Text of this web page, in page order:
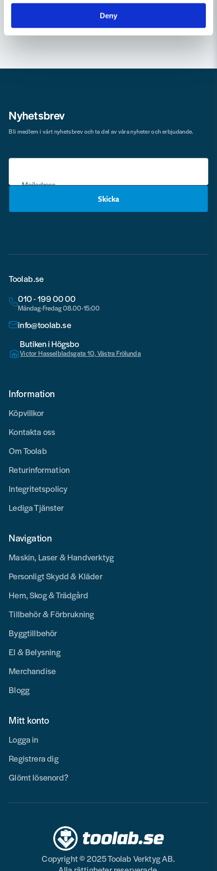
Deny
Butiken svarade
Om du har en SXE 450 eller en SXE 3150 där du har en
name
Namn
Mejladress
Ja, ni får publicera min fråga
Skicka fråga
Nyhetsbrev
Mejladress
Skicka
Bli medlem i vårt nyhetsbrev och ta del av våra nyheter och erbjudande.
Toolab.se
010 - 199 00 00
Måndag-Fredag 08.00-15:00
info@toolab.se
Butiken i Högsbo
Victor Hasselbladsgata 10, Västra Frölunda
Information
Köpvillkor
Kontakta oss
Om Toolab
Returinformation
Integritetspolicy
Lediga Tjänster
Navigation
Maskin, Laser & Handverktyg
Personligt Skydd & Kläder
Hem, Skog & Trädgård
Tillbehör & Förbrukning
Byggtillbehör
El & Belysning
Merchandise
Blogg
Mitt konto
Logga in
Registrera dig
Glömt lösenord?
Copyright © 2025 Toolab Verktyg AB.